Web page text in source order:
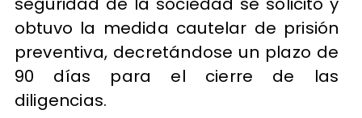
obtuvo la medida cautelar de prisión
preventiva, decretándose un plazo de
90 días para el cierre de las
diligencias.